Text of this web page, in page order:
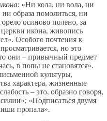
: «Ни кола, ни вола, ни
образа помолиться, ни
осиново полено, за
икона, живопись
Особого почтения к
но это
они – привычный предмет
в попы не становятся».
культуры,
характера, жизненные
– это, образно говоря,
«Подписаться двумя
пропала».